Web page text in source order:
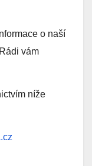
o naší
vám
níže